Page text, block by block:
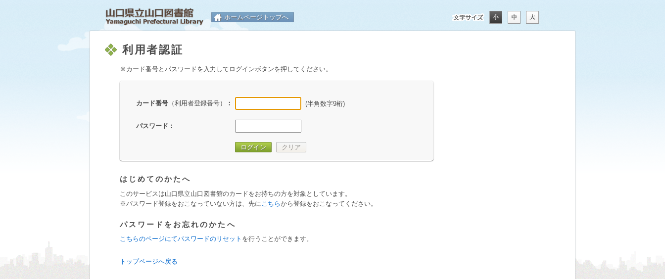
山口県立山口図書館
ホームページトップへ
利用者認証
※カード番号とパスワードを入力してログインボタンを押してください。
カード番号 （利用者登録番号） ： (半角数字9桁)
パスワード ：
ログイン クリア
はじめてのかたへ
このサービスは山口県立山口図書館のカードをお持ちの方を対象としています。
※パスワード登録をおこなっていない方は、先に こちらから登録をおこなってください。
パスワードをお忘れのかたへ
こちらのページにてパスワードのリセット を行うことができます。
トップページへ戻る